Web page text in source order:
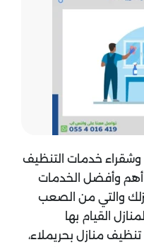
خدمات التنظيف
وأفضل الخدمات
والتي من الصعب
القيام بها
منازل بحريملاء،